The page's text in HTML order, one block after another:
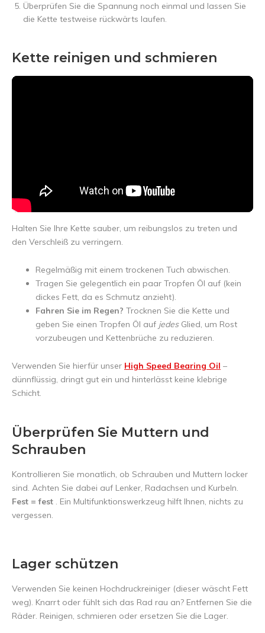
Überprüfen Sie die Spannung noch einmal und lassen Sie
die Kette testweise rückwärts laufen.
Kette reinigen und schmieren
Halten Sie Ihre Kette sauber, um reibungslos zu treten und
den Verschleiß zu verringern.
Regelmäßig mit einem trockenen Tuch abwischen.
Tragen Sie gelegentlich ein paar Tropfen Öl auf (kein
dickes Fett, da es Schmutz anzieht).
Fahren Sie im Regen? Trocknen Sie die Kette und
geben Sie einen Tropfen Öl auf jedesGlied, um Rost
vorzubeugen und Kettenbrüche zu reduzieren.
Verwenden Sie hierfür unser High Speed Bearing Oil –
dünnflüssig, dringt gut ein und hinterlässt keine klebrige
Schicht.
Überprüfen Sie Muttern und
Schrauben
Kontrollieren Sie monatlich, ob Schrauben und Muttern locker
sind. Achten Sie dabei auf Lenker, Radachsen und Kurbeln.
Fest = fest . Ein Multifunktionswerkzeug hilft Ihnen, nichts zu
vergessen.
Lager schützen
Verwenden Sie keinen Hochdruckreiniger (dieser wäscht Fett
weg). Knarrt oder fühlt sich das Rad rau an? Entfernen Sie die
Räder. Reinigen, schmieren oder ersetzen Sie die Lager.